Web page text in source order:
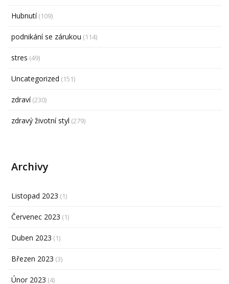
Hubnutí(109)
podnikání se zárukou (114)
stres (49)
Uncategorized (151)
zdraví(230)
zdravý životní styl (279)
Archivy
Listopad 2023 (1)
Červenec 2023 (1)
Duben 2023 (1)
Březen 2023 (3)
Únor 2023 (4)